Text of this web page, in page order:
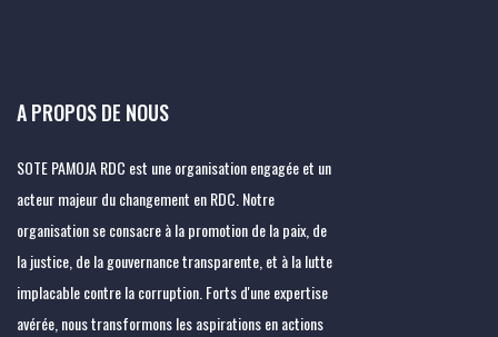
A PROPOS DE NOUS
SOTE PAMOJA RDC est une organisation engagée et un
acteur majeur du changement en RDC. Notre
organisation se consacre à la promotion de la paix, de
la justice, de la gouvernance transparente, et à la lutte
implacable contre la corruption. Forts d'une expertise
avérée, nous transformons les aspirations en actions